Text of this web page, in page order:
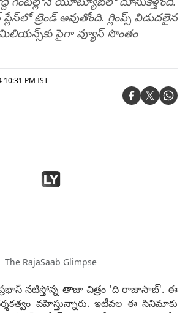
ట్రెండ్‌ అవుతోంది. గ్లింప్స్‌ విడుదలైన
మిలియన్స్‌కు పైగా వ్యూస్ సొంతం
10:31 PM IST
The RajaSaab Glimpse
ప్రభాస్ నటిస్తోన్న తాజా చిత్రం 'ది రాజాసాబ్‌'. ఈ
వహిస్తున్నారు. ఇటీవల ఈ సినిమాకు